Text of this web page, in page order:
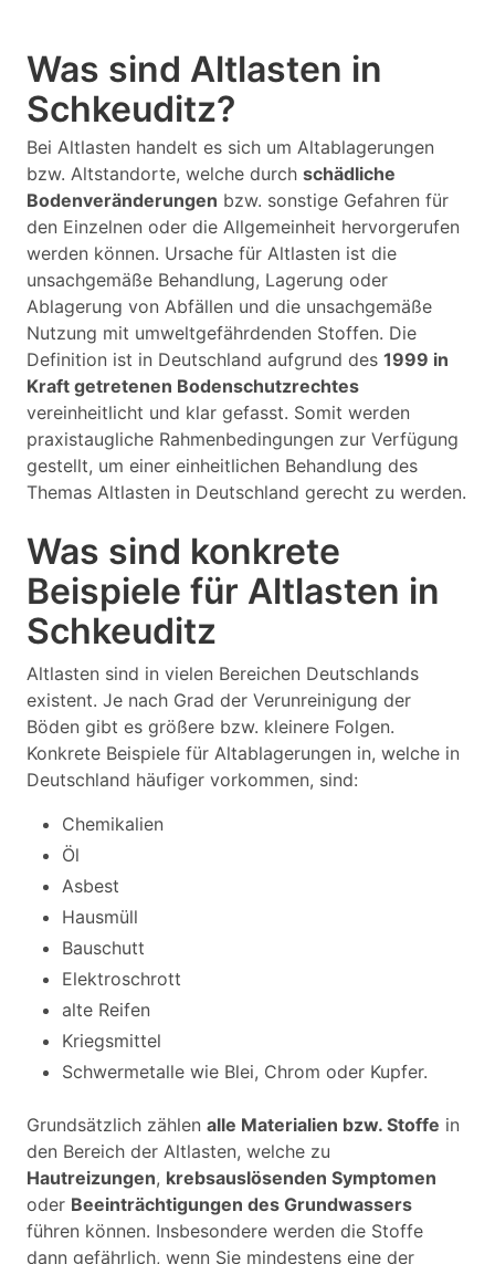
Was sind Altlasten in
Schkeuditz?
Bei Altlasten handelt es sich um Altablagerungen
bzw. Altstandorte, welche durch schädliche
Bodenveränderungen bzw. sonstige Gefahren für
den Einzelnen oder die Allgemeinheit hervorgerufen
werden können. Ursache für Altlasten ist die
unsachgemäße Behandlung, Lagerung oder
Ablagerung von Abfällen und die unsachgemäße
Nutzung mit umweltgefährdenden Stoffen. Die
Definition ist in Deutschland aufgrund des 1999 in
Kraft getretenen Bodenschutzrechtes
vereinheitlicht und klar gefasst. Somit werden
praxistaugliche Rahmenbedingungen zur Verfügung
gestellt, um einer einheitlichen Behandlung des
Themas Altlasten in Deutschland gerecht zu werden.
Was sind konkrete
Beispiele für Altlasten in
Schkeuditz
Altlasten sind in vielen Bereichen Deutschlands
existent. Je nach Grad der Verunreinigung der
Böden gibt es größere bzw. kleinere Folgen.
Konkrete Beispiele für Altablagerungen in, welche in
Deutschland häufiger vorkommen, sind:
Chemikalien
Öl
Asbest
Hausmüll
Bauschutt
Elektroschrott
alte Reifen
Kriegsmittel
Schwermetalle wie Blei, Chrom oder Kupfer.
Grundsätzlich zählen alle Materialien bzw. Stoffe in
den Bereich der Altlasten, welche zu
Hautreizungen, krebsauslösenden Symptomen
oder Beeinträchtigungen des Grundwassers
führen können. Insbesondere werden die Stoffe
dann gefährlich, wenn Sie mindestens eine der